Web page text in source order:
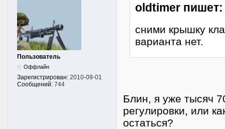
Пользователь
Оффлайн
Зарегистрирован: 2010-09-01
Сообщений: 744
oldtimer пишет:
сними крышку
варианта нет.
Блин, я уже тысяч
регулировки, или
остаться?